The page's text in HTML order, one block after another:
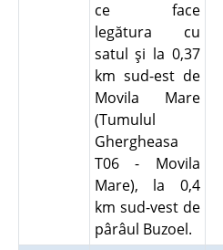
ce face
legătura cu
satul şi la 0,37
km sud-est de
Movila Mare
(Tumulul
Ghergheasa
T06 - Movila
Mare), la 0,4
km sud-vest de
pârâul Buzoel.